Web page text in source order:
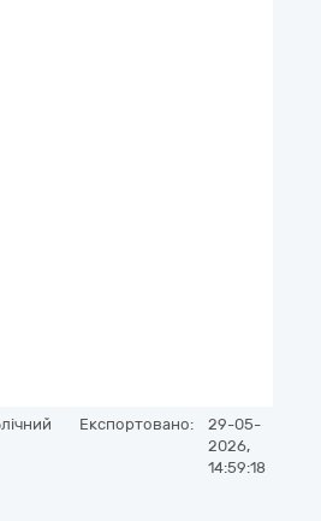
Експортовано:
29-05-
2026,
14:59:18